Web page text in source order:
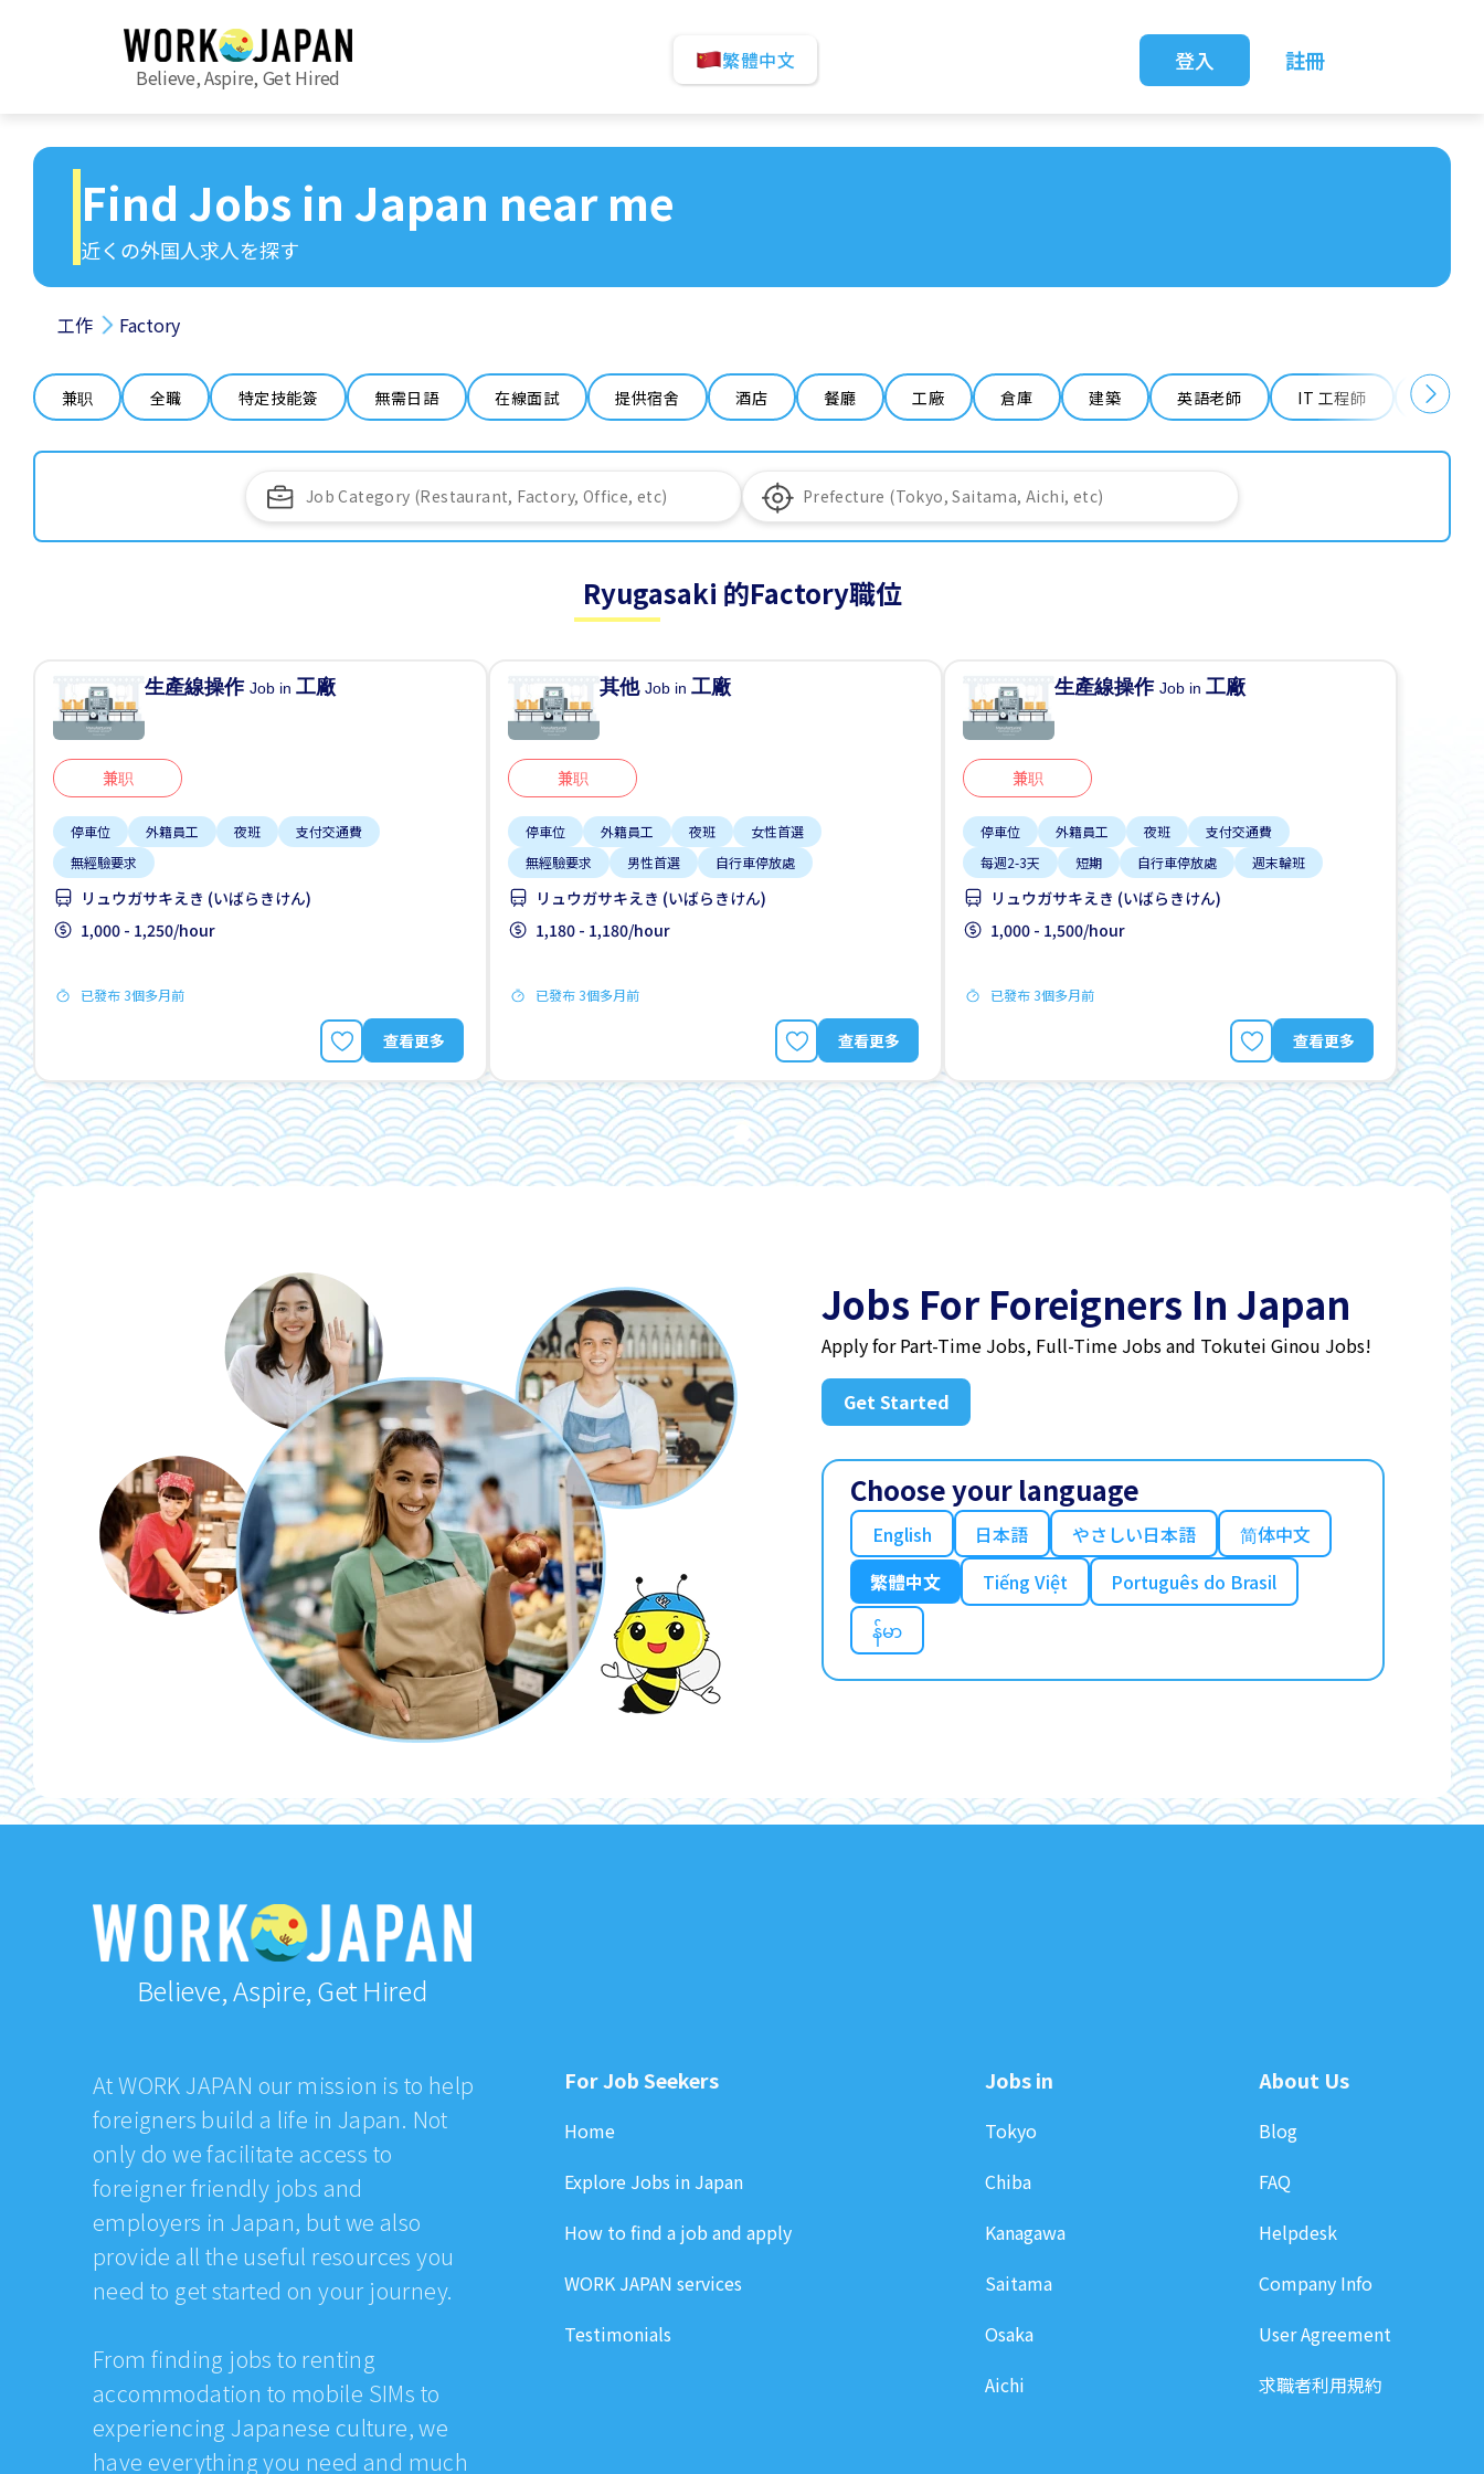
Believe, Aspire, Get Hired
繁體中文 登入 註冊
Find Jobs in Japan near me
近くの外国人求人を探す
工作 Factory
兼职 全職 特定技能簽 無需日語 在線面試 提供宿舍 酒店 餐廳 工廠 倉庫 建築 英語老師 IT 工程師 清潔
Ryugasaki 的Factory職位
生產線操作Job in工廠
兼职
停車位 外籍員工 夜班
支付交通費
無經驗要求
リュウガサキえき (いばらきけん)
1,000 - 1,250/hour
已發布 3個多月前
查看更多
其他Job in工廠
兼职
停車位 外籍員工 夜班
女性首選
無經驗要求
男性首選 自行車停放處
リュウガサキえき (いばらきけん)
1,180 - 1,180/hour
已發布 3個多月前
查看更多
生產線操作Job in工廠
兼职
停車位 外籍員工 夜班
支付交通費
每週2-3天
短期 自行車停放處 週末輪班
リュウガサキえき (いばらきけん)
1,000 - 1,500/hour
已發布 3個多月前
查看更多
Jobs For Foreigners In Japan
Apply for Part-Time Jobs, Full-Time Jobs and Tokutei Ginou Jobs!
Get Started
Choose your language
English 日本語 やさしい日本語
简体中文
繁體中文
Tiếng Việt
Português do Brasil
န်မာ
Believe, Aspire, Get Hired
At WORK JAPAN our mission is to help
foreigners build a life in Japan. Not
only do we facilitate access to
foreigner friendly jobs and
employers in Japan, but we also
provide all the useful resources you
need to get started on your journey.
From finding jobs to renting
accommodation to mobile SIMs to
experiencing Japanese culture, we
have everything you need and much
For Job Seekers
Home
Explore Jobs in Japan
How to find a job and apply
WORK JAPAN services
Testimonials
Jobs in
Tokyo
Chiba
Kanagawa
Saitama
Osaka
Aichi
About Us
Blog
FAQ
Helpdesk
Company Info
User Agreement
求職者利用規約